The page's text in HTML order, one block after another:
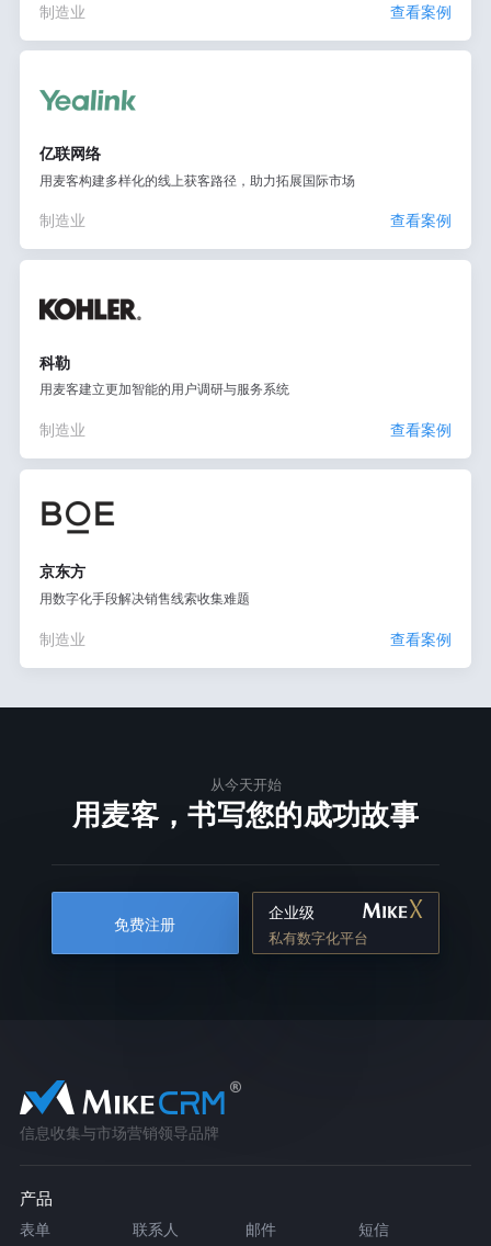
制造业 查看案例
亿联网络
用麦客构建多样化的线上获客路径，助力拓展国际市场
制造业 查看案例
科勒
用麦客建立更加智能的用户调研与服务系统
制造业 查看案例
京东方
用数字化手段解决销售线索收集难题
制造业 查看案例
从今天开始
用麦客，书写您的成功故事
免费注册
企业级
私有数字化平台
信息收集与市场营销领导品牌
产品
表单 联系人 邮件
短信